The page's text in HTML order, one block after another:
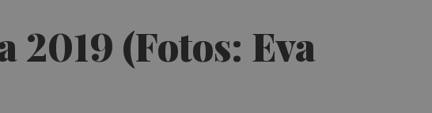
2019 (Fotos: Eva